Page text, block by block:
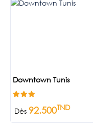
Downtown Tunis
Dès 92.500TND